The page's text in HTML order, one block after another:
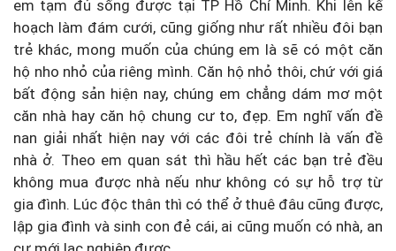
em tạm đủ sống được tại TP Hồ Chí Minh. Khi lên kế
hoạch làm đám cưới, cũng giống như rất nhiều đôi bạn
trẻ khác, mong muốn của chúng em là sẽ có một căn
hộ nho nhỏ của riêng mình. Căn hộ nhỏ thôi, chứ với giá
bất động sản hiện nay, chúng em chẳng dám mơ một
căn nhà hay căn hộ chung cư to, đẹp. Em nghĩ vấn đề
nan giải nhất hiện nay với các đôi trẻ chính là vấn đề
nhà ở. Theo em quan sát thì hầu hết các bạn trẻ đều
không mua được nhà nếu như không có sự hỗ trợ từ
gia đình. Lúc độc thân thì có thể ở thuê đâu cũng được,
lập gia đình và sinh con đẻ cái, ai cũng muốn có nhà, an